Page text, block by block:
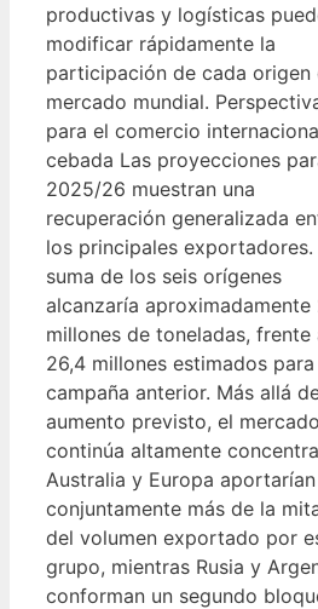
productivas y logísticas
modificar rápidamente la
participación de cada origen
mercado mundial.
para el comercio
cebada Las proyecciones
2025/26 muestran una
recuperación generalizada
los principales exportadores.
suma de los seis orígenes
alcanzaría aproximadamente
millones de toneladas, frente
26,4 millones estimados para
campaña anterior. Más allá
aumento previsto, el mercado
continúa altamente
Australia y Europa aportarían
conjuntamente más de la
del volumen exportado por
grupo, mientras Rusia y
conforman un segundo